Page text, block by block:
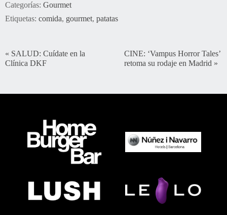
Categorías: Gourmet
Etiquetas: comida, gourmet, patatas
« SALUD: Cuídate en la
Clínica DKF
CINE: ‘Vampus Horror Tales’
retoma su rodaje en Madrid »